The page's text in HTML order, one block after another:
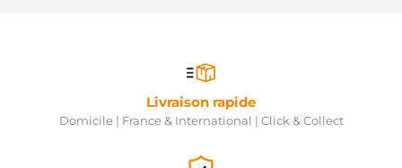
Livraison rapide
Domicile | France & International | Click & Collect